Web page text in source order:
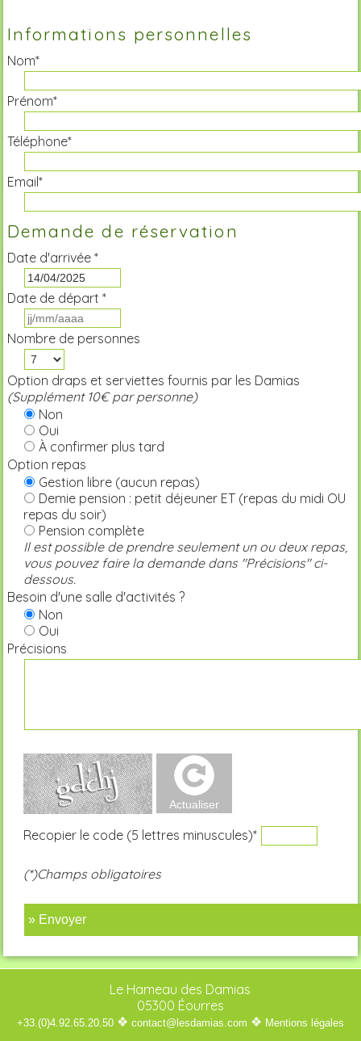
Informations personnelles
Nom*
Prénom*
Téléphone*
Email*
Demande de réservation
Date d'arrivée *
Date de départ *
Nombre de personnes
Option draps et serviettes fournis par les Damias
(Supplément 10€ par personne)
Non
Oui
À confirmer plus tard
Option repas
Gestion libre (aucun repas)
Demie pension : petit déjeuner ET (repas du midi OU
repas du soir)
Pension complète
Il est possible de prendre seulement un ou deux repas,
vous pouvez faire la demande dans "Précisions" ci-
dessous.
Besoin d'une salle d'activités ?
Non
Oui
Précisions
Recopier le code (5 lettres minuscules)*
(*)Champs obligatoires
» Envoyer
Le Hameau des Damias
05300 Éourres
+33.(0)4.92.65.20.50 ❖ contact@lesdamias.com ❖ Mentions légales